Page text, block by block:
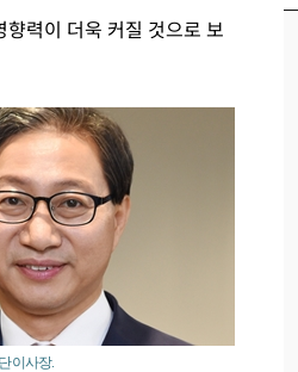
력이 더욱 커질 것으로 보
이사장.